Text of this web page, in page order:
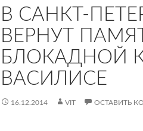
В САНКТ-
ВЕРНУТ
БЛОКАДНОЙ
ВАСИЛИСЕ
16.12.2014 VIT ОСТАВИТЬ